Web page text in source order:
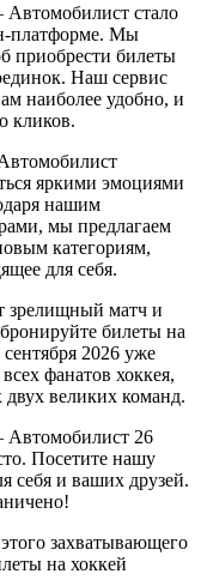
стало
платформе. Мы
приобрести билеты
Наш сервис
наиболее удобно, и
кликов.
яркими эмоциями
нашим
мы предлагаем
категориям,
для себя.
зрелищный матч и
билеты на
2026 уже
фанатов хоккея,
великих команд.
Автомобилист 26
Посетите нашу
себя и ваших друзей.
захватывающего
на хоккей